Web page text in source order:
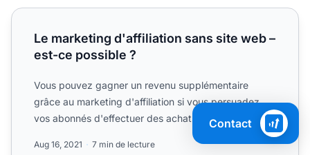
Le marketing d'affiliation sans site web – est-ce possible ?
Le marketing d'affiliation sans site web –
est-ce possible ?
Vous pouvez gagner un revenu supplémentaire
grâce au marketing d'affiliation si vous persuadez
vos abonnés d'effectuer des achats.
Aug 16, 2021 7 min de lecture
Contact